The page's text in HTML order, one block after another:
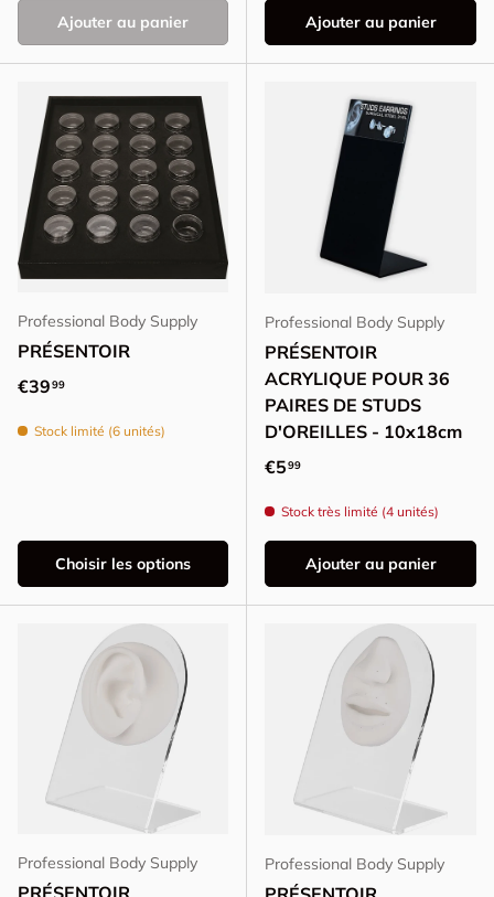
Ajouter au panier Ajouter au panier
Professional Body Supply
PRÉSENTOIR
Prix habituel
€3999
Stock limité (6 unités)
Choisir les options
Professional Body Supply
PRÉSENTOIR
ACRYLIQUE POUR 36
PAIRES DE STUDS
D'OREILLES - 10x18cm
Prix habituel
€599
Stock très limité (4 unités)
Ajouter au panier
Professional Body Supply Professional Body Supply